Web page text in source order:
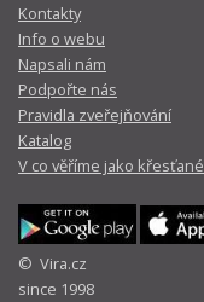
Kontakty
Info o webu
Napsali nám
Podpořte nás
Pravidla zveřejňování
Katalog
V co věříme jako křesťané
© Vira.cz
since 1998